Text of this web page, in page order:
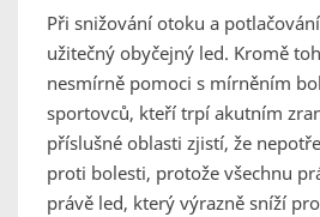
Při snižování otoku a
užitečný obyčejný led. Kromě
nesmírně pomoci s mírněním
sportovců, kteří trpí akutním
příslušné oblasti zjistí, že
proti bolesti, protože všechnu
právě led, který výrazně sníží